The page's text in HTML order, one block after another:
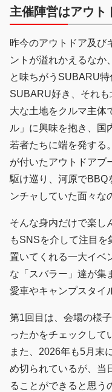
主催陣営はアウト
昨今のアウトドア及び
ントが溢れかえるなか
と味ちがうSUBARU
SUBARU好き、それ
大な土地をクルマ主体
ル」に興味を抱き、国
若者たちに端を発する
が付いたアウトドアブ
駆け巡り、河原でBBQ
ンチャしていた面々な
そんな身内だけで楽し
もSNSを介して注目を
置いてくれる一大イベ
な「スバラー」達が集
愛車やキャンプスタイ
第1回目は、会場の様
ったかをチェックして
また、2026年も5月末
め切られているが、当
ることができると思う